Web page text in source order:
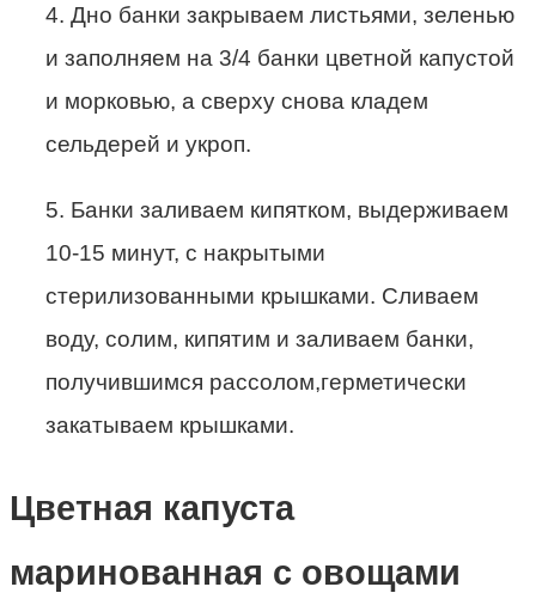
4. Дно банки закрываем листьями, зеленью
и заполняем на 3/4 банки цветной капустой
и морковью, а сверху снова кладем
сельдерей и укроп.
5. Банки заливаем кипятком, выдерживаем
10-15 минут, с накрытыми
стерилизованными крышками. Сливаем
воду, солим, кипятим и заливаем банки,
получившимся рассолом,герметически
закатываем крышками.
Цветная капуста
маринованная с овощами